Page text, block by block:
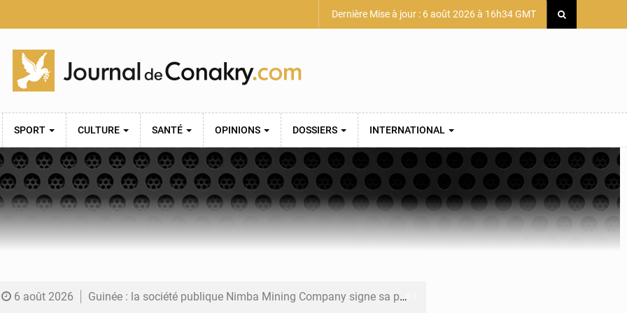
Dernière Mise à jour : 6 août 2026 à 16h34 GMT
SPORT CULTURE SANTÉ OPINIONS DOSSIERS INTERNATIONAL
6 août 2026 Guinée : la société publique Nimba Mining Company signe sa première convention minière